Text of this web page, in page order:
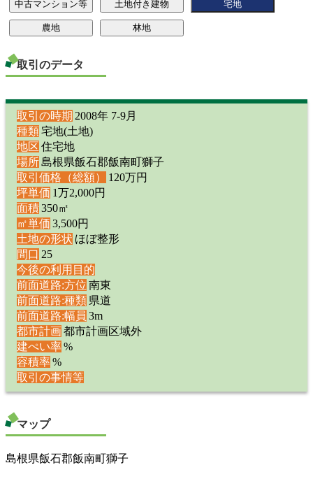
取引のデータ
取引の時期 2008年 7-9月
種類 宅地(土地)
地区 住宅地
場所島根県飯石郡飯南町獅子
取引価格（総額）
120万円
坪単価 1万2,000円
面積350㎡
㎡単価 3,500円
土地の形状 ほぼ整形
間口 25
今後の利用目的
前面道路:方位 南東
前面道路:種類 県道
前面道路:幅員 3m
都市計画 都市計画区域外
建ぺい率%
容積率%
取引の事情等
マップ
島根県飯石郡飯南町獅子